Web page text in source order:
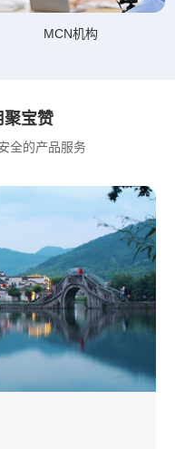
MCN机构
聚宝赞
全的产品服务